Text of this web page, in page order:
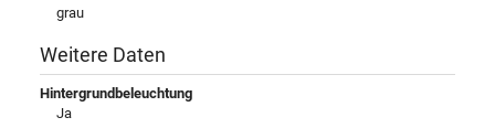
grau
Weitere Daten
Hintergrundbeleuchtung
Ja